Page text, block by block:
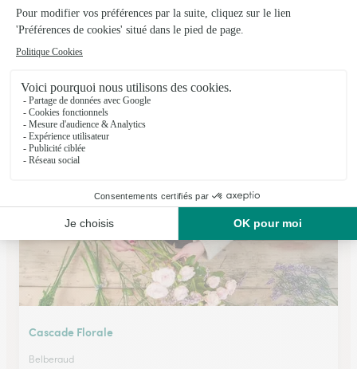
St Orens de Gameville
★★★★★4.8 (42)
35 avenue de gameville
Voir la boutique
Cascade Florale
Belberaud